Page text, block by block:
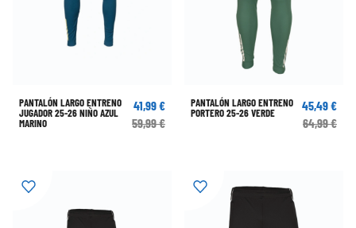
PANTALÓN LARGO ENTRENO
JUGADOR 25-26 NIÑO AZUL
MARINO
41,99 €
59,99 €
PANTALÓN LARGO ENTRENO
PORTERO 25-26 VERDE
45,49 €
64,99 €